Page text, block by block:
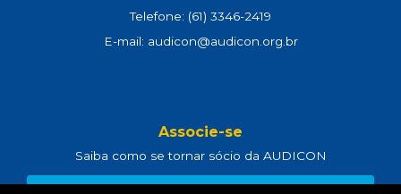
Telefone: (61) 3346-2419
E-mail: audicon@audicon.org.br
Associe-se
Saiba como se tornar sócio da AUDICON